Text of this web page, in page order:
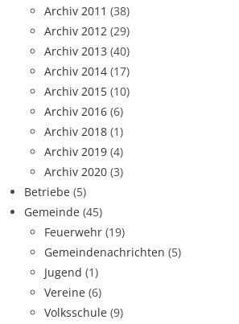
Archiv 2011 (38)
Archiv 2012 (29)
Archiv 2013 (40)
Archiv 2014 (17)
Archiv 2015 (10)
Archiv 2016 (6)
Archiv 2018 (1)
Archiv 2019 (4)
Archiv 2020 (3)
Betriebe (5)
Gemeinde (45)
Feuerwehr (19)
Gemeindenachrichten (5)
Jugend (1)
Vereine (6)
Volksschule (9)